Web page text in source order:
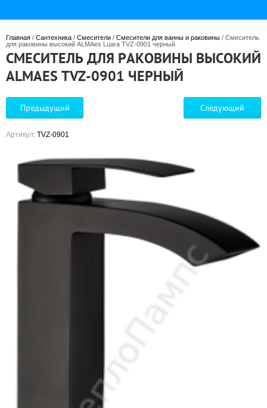
Главная / Сантехника / Смесители / Смесители для ванны и раковины / Смеситель
для раковины высокий ALMAes Luara TVZ-0901 черный
СМЕСИТЕЛЬ ДЛЯ РАКОВИНЫ ВЫСОКИЙ
ALMAES TVZ-0901 ЧЕРНЫЙ
Предыдущий Следующий
Артикул: TVZ-0901